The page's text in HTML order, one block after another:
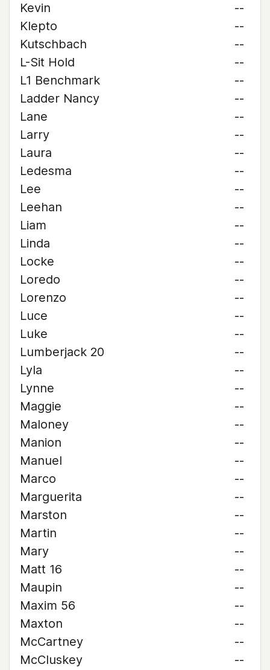
Kevin
--
Klepto
--
Kutschbach
--
L-Sit Hold
--
L1 Benchmark
--
Ladder Nancy
--
Lane
--
Larry
--
Laura
--
Ledesma
--
Lee
--
Leehan
--
Liam
--
Linda
--
Locke
--
Loredo
--
Lorenzo
--
Luce
--
Luke
--
Lumberjack 20
--
Lyla
--
Lynne
--
Maggie
--
Maloney
--
Manion
--
Manuel
--
Marco
--
Marguerita
--
Marston
--
Martin
--
Mary
--
Matt 16
--
Maupin
--
Maxim 56
--
Maxton
--
McCartney
--
McCluskey
--